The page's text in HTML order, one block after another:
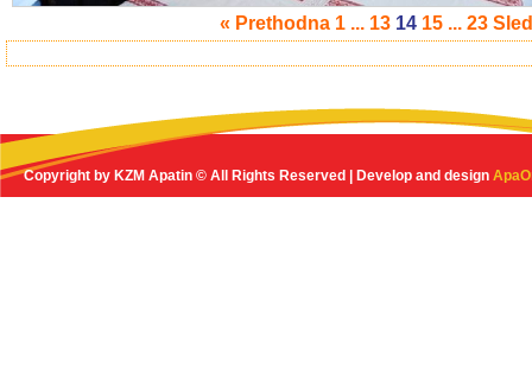
« Prethodna 1 ... 13 14 15 ...23
Copyright by KZM Apatin © All Rights Reserved | Develop and design